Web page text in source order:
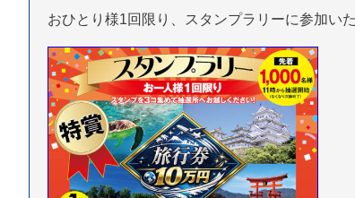
おひとり様1回限り、スタンプラリーに参加い